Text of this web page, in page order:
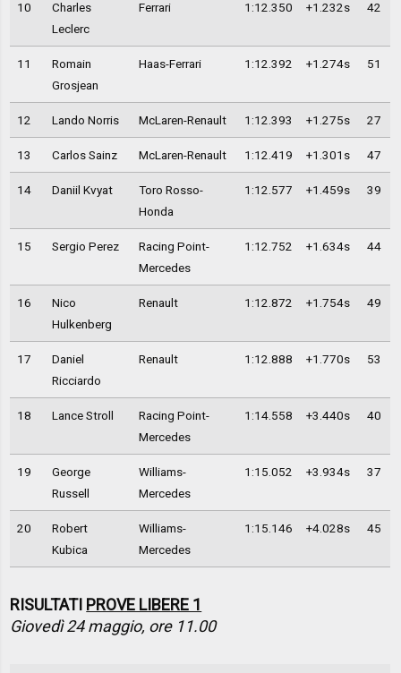
10
Charles
Leclerc
Ferrari 1:12.350 +1.232s 42
11
Romain
Grosjean
Haas-Ferrari 1:12.392 +1.274s 51
12 Lando Norris McLaren-Renault 1:12.393 +1.275s 27
13 Carlos Sainz McLaren-Renault 1:12.419 +1.301s 47
14 Daniil Kvyat
Toro Rosso-
Honda
1:12.577 +1.459s 39
15 Sergio Perez
Racing Point-
Mercedes
1:12.752 +1.634s 44
16
Nico
Hulkenberg
Renault 1:12.872 +1.754s 49
17
Daniel
Ricciardo
Renault 1:12.888 +1.770s 53
18 Lance Stroll
Racing Point-
Mercedes
1:14.558 +3.440s 40
19
George
Russell
Williams-
Mercedes
1:15.052 +3.934s 37
20
Robert
Kubica
Williams-
Mercedes
1:15.146 +4.028s 45
RISULTATI PROVE LIBERE 1
Giovedì 24 maggio, ore 11.00